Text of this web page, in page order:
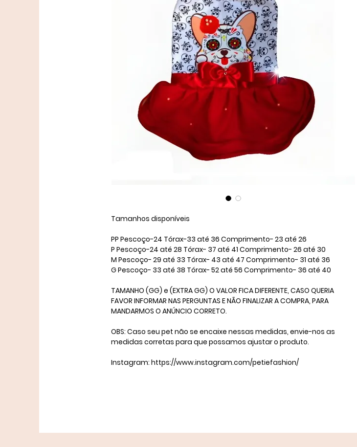
Tamanhos disponíveis ​
​PP Pescoço-24 Tórax-33 até 36 Comprimento- 23 até 26 ​
P Pescoço-24 até 28 Tórax- 37 até 41 Comprimento- 26 até 30 ​
M Pescoço- 29 até 33 Tórax- 43 até 47 Comprimento- 31 até 36
​G Pescoço- 33 até 38 Tórax- 52 até 56 Comprimento- 36 até 40 ​
TAMANHO (GG) e (EXTRA GG) O VALOR FICA DIFERENTE, CASO QUERIA
FAVOR INFORMAR NAS PERGUNTAS E NÃO FINALIZAR A COMPRA, PARA
MANDARMOS O ANÚNCIO CORRETO. ​ ​
OBS: Caso seu pet não se encaixe nessas medidas, envie-nos as
medidas corretas para que possamos ajustar o produto.
Instagram: https://www.instagram.com/petiefashion/